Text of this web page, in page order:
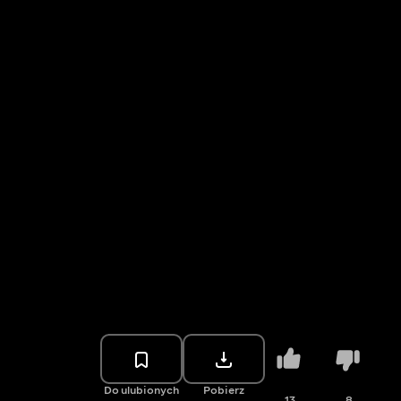
Do ulubionych Pobierz